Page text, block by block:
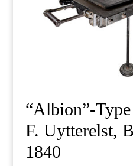
“Albion”-
F. Uytterelst,
1840